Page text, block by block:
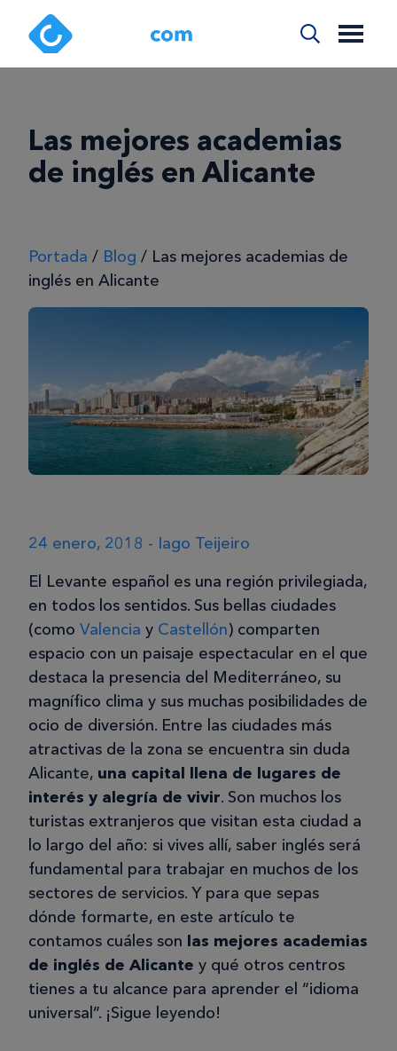
Las mejores academias
de inglés en Alicante
Portada / Blog / Las mejores academias de
inglés en Alicante
24 enero, 2018 - Iago Teijeiro
El Levante español es una región privilegiada,
en todos los sentidos. Sus bellas ciudades
(como Valencia y Castellón) comparten
espacio con un paisaje espectacular en el que
destaca la presencia del Mediterráneo, su
magnífico clima y sus muchas posibilidades de
ocio de diversión. Entre las ciudades más
atractivas de la zona se encuentra sin duda
Alicante, una capital llena de lugares de
interés y alegría de vivir. Son muchos los
turistas extranjeros que visitan esta ciudad a
lo largo del año: si vives allí, saber inglés será
fundamental para trabajar en muchos de los
sectores de servicios. Y para que sepas
dónde formarte, en este artículo te
contamos cuáles son las mejores academias
de inglés de Alicante y qué otros centros
tienes a tu alcance para aprender el “idioma
universal”. ¡Sigue leyendo!